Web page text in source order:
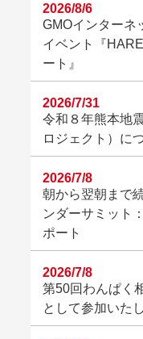
GMOインターネ
イベント『
ート』
2026/8/6
令和８年熊本地
ロジェクト）に
2026/7/31
朝から翌朝まで
ンダーサミット
ポート
2026/7/8
第50回わんぱく
として参加いた
2026/7/8